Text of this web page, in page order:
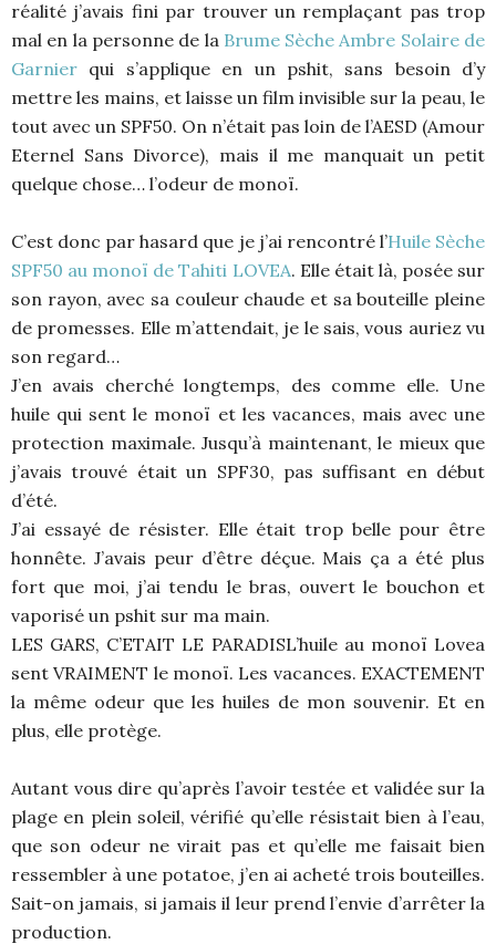
réalité j’avais fini par trouver un remplaçant pas trop
mal en la personne de la Brume Sèche Ambre Solaire de
Garnier qui s’applique en un pshit, sans besoin d’y
mettre les mains, et laisse un film invisible sur la peau, le
tout avec un SPF50. On n’était pas loin de l’AESD (Amour
Eternel Sans Divorce), mais il me manquait un petit
quelque chose… l’odeur de monoï.
C’est donc par hasard que je j’ai rencontré l’Huile Sèche
SPF50 au monoï de Tahiti LOVEA. Elle était là, posée sur
son rayon, avec sa couleur chaude et sa bouteille pleine
de promesses. Elle m’attendait, je le sais, vous auriez vu
son regard…
J’en avais cherché longtemps, des comme elle. Une
huile qui sent le monoï et les vacances, mais avec une
protection maximale. Jusqu’à maintenant, le mieux que
j’avais trouvé était un SPF30, pas suffisant en début
d’été.
J’ai essayé de résister. Elle était trop belle pour être
honnête. J’avais peur d’être déçue. Mais ça a été plus
fort que moi, j’ai tendu le bras, ouvert le bouchon et
vaporisé un pshit sur ma main.
LES GARS, C’ETAIT LE PARADISL’huile au monoï Lovea
sent VRAIMENT le monoï. Les vacances. EXACTEMENT
la même odeur que les huiles de mon souvenir. Et en
plus, elle protège.
Autant vous dire qu’après l’avoir testée et validée sur la
plage en plein soleil, vérifié qu’elle résistait bien à l’eau,
que son odeur ne virait pas et qu’elle me faisait bien
ressembler à une potatoe, j’en ai acheté trois bouteilles.
Sait-on jamais, si jamais il leur prend l’envie d’arrêter la
production.